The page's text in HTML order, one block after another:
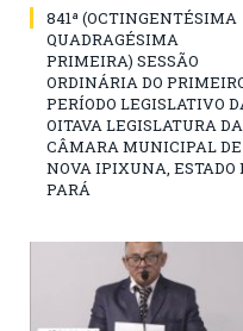
841ª (OCTINGENTÉSIMA
QUADRAGÉSIMA
PRIMEIRA) SESSÃO
ORDINÁRIA DO
PERÍODO LEGISLATIVO
OITAVA LEGISLATURA DA
CÂMARA MUNICIPAL DE
NOVA IPIXUNA, ESTADO
PARÁ